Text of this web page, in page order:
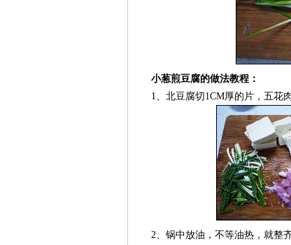
小葱煎豆腐的做法教程：
1、北豆腐切1CM厚的片，五花肉
2、锅中放油，不等油热，就整齐